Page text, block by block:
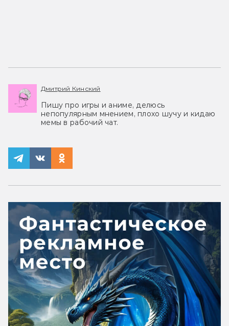
Дмитрий Кинский
Пишу про игры и аниме, делюсь
непопулярным мнением, плохо шучу и кидаю
мемы в рабочий чат.